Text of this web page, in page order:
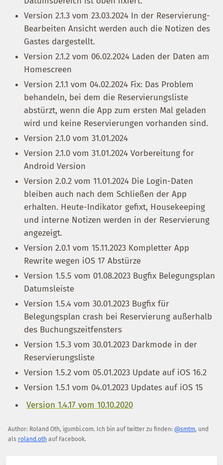
Version 2.1.3 vom 23.03.2024 In der Reservierung-
Bearbeiten Ansicht werden auch die Notizen des
Gastes dargestellt.
Version 2.1.2 vom 06.02.2024 Laden der Daten am
Homescreen
Version 2.1.1 vom 04.02.2024 Fix: Das Problem
behandeln, bei dem die Reservierungsliste
abstürzt, wenn die App zum ersten Mal geladen
wird und keine Reservierungen vorhanden sind.
Version 2.1.0 vom 31.01.2024
Version 2.1.0 vom 31.01.2024 Vorbereitung for
Android Version
Version 2.0.2 vom 11.01.2024 Die Login-Daten
bleiben auch nach dem Schließen der App
erhalten. Heute-Indikator gefixt, Housekeeping
und interne Notizen werden in der Reservierung
angezeigt.
Version 2.0.1 vom 15.11.2023 Kompletter App
Rewrite wegen iOS 17 Abstürze
Version 1.5.5 vom 01.08.2023 Bugfix Belegungsplan
Datumsleiste
Version 1.5.4 vom 30.01.2023 Bugfix für
Belegungsplan crash bei Reservierung außerhalb
des Buchungszeitfensters
Version 1.5.3 vom 30.01.2023 Darkmode in der
Reservierungsliste
Version 1.5.2 vom 05.01.2023 Update auf iOS 16.2
Version 1.5.1 vom 04.01.2023 Updates auf iOS 15
Version 1.4.17 vom 10.10.2020
Author: Roland Oth, igumbi.com. Ich bin auf twitter zu finden: @smtm, und
als roland.oth auf Facebook.